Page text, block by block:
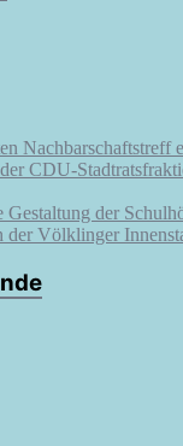
Nachbarschaftstreff
CDU-
Gestaltung der
der Völklinger